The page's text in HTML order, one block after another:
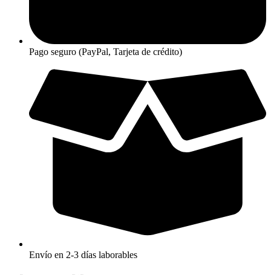
Pago seguro (PayPal, Tarjeta de crédito)
Envío en 2-3 días laborables